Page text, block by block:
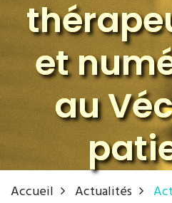
et
au
Accueil Actualités